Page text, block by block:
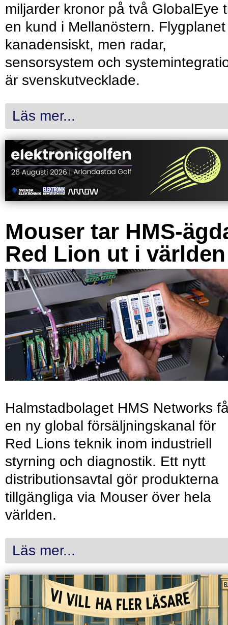
miljarder kronor på två GlobalEye
en kund i Mellanöstern.
kanadensiskt, men radar,
sensorsystem och
är svenskutvecklade.
Läs mer...
Mouser tar HMS-
Red Lion ut i världen
Halmstadbolaget HMS Networks
en ny global försäljningskanal för
Red Lions teknik inom industriell
styrning och diagnostik. Ett nytt
distributionsavtal gör produkterna
tillgängliga via Mouser över hela
världen.
Läs mer...